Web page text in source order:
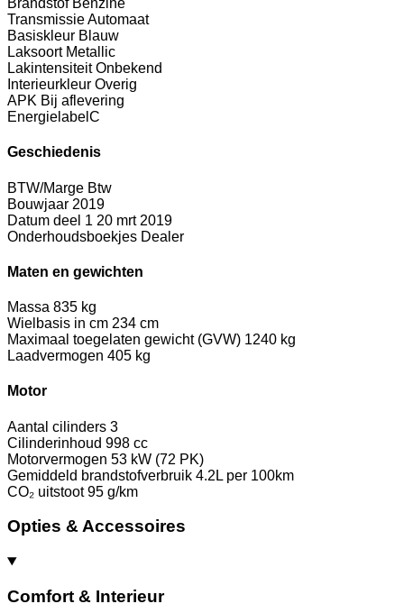
Brandstof Benzine
TransmissieAutomaat
Basiskleur Blauw
Laksoort Metallic
Lakintensiteit Onbekend
Interieurkleur Overig
APK Bij aflevering
Energielabel C
Geschiedenis
BTW/Marge Btw
Bouwjaar 2019
Datum deel 1 20 mrt 2019
Onderhoudsboekjes Dealer
Maten en gewichten
Massa 835 kg
Wielbasis in cm 234 cm
Maximaal toegelaten gewicht (GVW) 1240 kg
Laadvermogen 405 kg
Motor
Aantal cilinders 3
Cilinderinhoud 998 cc
Motorvermogen 53 kW (72 PK)
Gemiddeld brandstofverbruik 4.2L per 100km
CO₂ uitstoot 95 g/km
Opties & Accessoires
Comfort & Interieur